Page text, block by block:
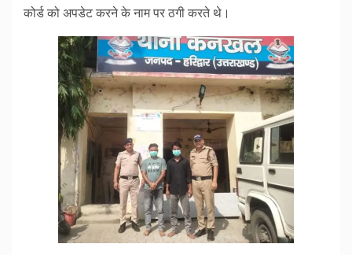
कोर्ड को अपडेट करने के नाम पर ठगी करते थे।